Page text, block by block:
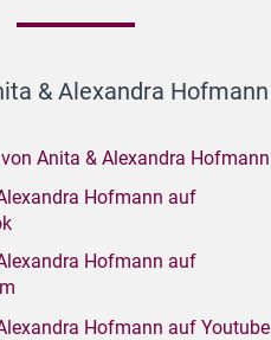
& Alexandra Hofmann
Anita & Alexandra Hofmann
Hofmann auf
Hofmann auf
Hofmann auf Youtube